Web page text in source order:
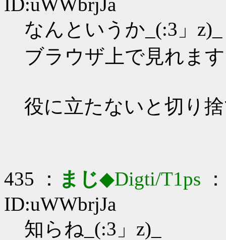
なんというか_(:3」z)_
ブラウザ上で見れま
役に立たないと切り
435 ： まじ◆Digti/T1ps
ID:uWWbrjJa
知らね_(:3」z)_